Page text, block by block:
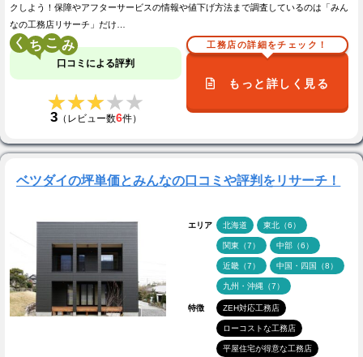
クしよう！保障やアフターサービスの情報や値下げ方法まで調査しているのは「みん
なの工務店リサーチ」だけ…
く こ
口コミによる評判
★★★★★
★★★★★
3（レビュー数6件）
工務店の詳細をチェック！
もっと詳しく見る
ベツダイの坪単価とみんなの口コミや評判をリサーチ！
エリア 北海道 東北（6）
関東（7） 中部（6）
近畿（7） 中国・四国（8）
九州・沖縄（7）
特徴 ZEH対応工務店
ローコストな工務店
平屋住宅が得意な工務店